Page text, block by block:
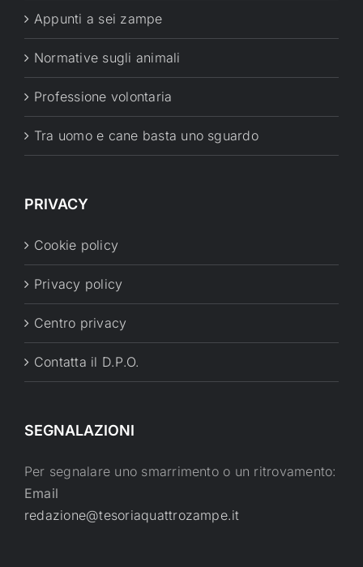
Appunti a sei zampe
Normative sugli animali
Professione volontaria
Tra uomo e cane basta uno sguardo
PRIVACY
Cookie policy
Privacy policy
Centro privacy
Contatta il D.P.O.
SEGNALAZIONI
Per segnalare uno smarrimento o un ritrovamento:
Email
redazione@tesoriaquattrozampe.it